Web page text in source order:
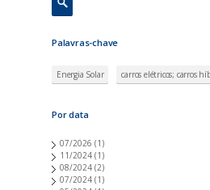
Palavras-chave
Energia Solar carros elétricos; carros
Por data
07/2026 (1)
11/2024 (1)
08/2024 (2)
07/2024 (1)